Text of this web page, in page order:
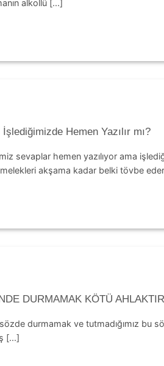
alkollü [...]
İşlediğimizde Hemen Yazılır mı?
sevaplar hemen yazılıyor ama
akşama kadar belki tövbe
DURMAMAK KÖTÜ AHLAKTIR
durmamak ve tutmadığımız bu
[...]